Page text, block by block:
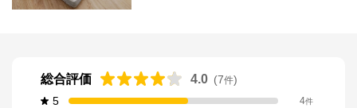
総合評価 4.0 (7件)
5
4件